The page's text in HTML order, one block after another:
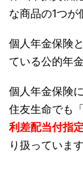
な商品の1つが
個人年金保険
ている公的年
個人年金保険
住友生命でも
利差配当付指
り扱っています